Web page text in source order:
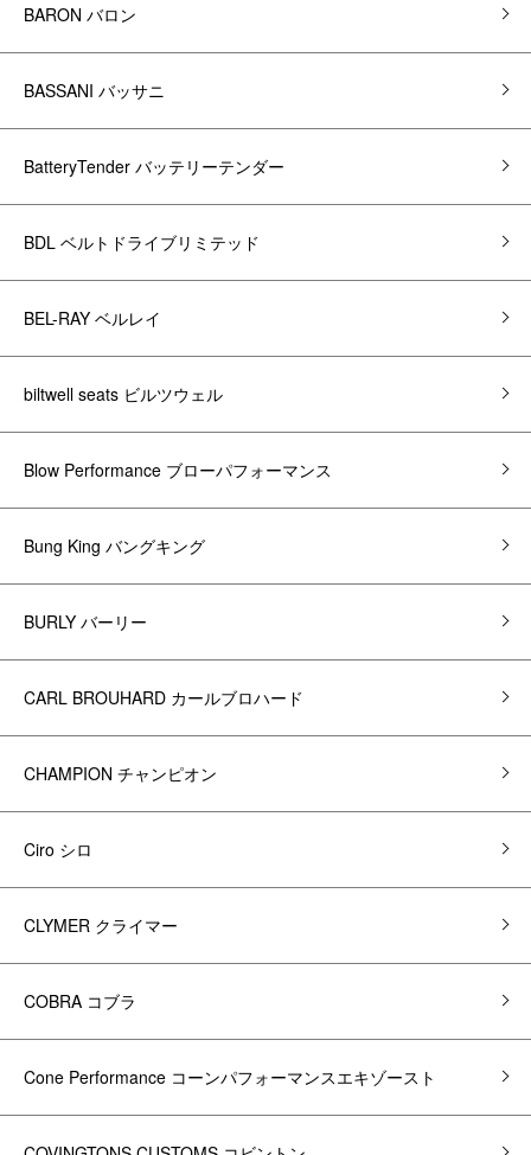
BARON バロン
BASSANI バッサニ
BatteryTender バッテリーテンダー
BDL ベルトドライブリミテッド
BEL-RAY ベルレイ
biltwell seats ビルツウェル
Blow Performance ブローパフォーマンス
Bung King バングキング
BURLY バーリー
CARL BROUHARD カールブロハード
CHAMPION チャンピオン
Ciro シロ
CLYMER クライマー
COBRA コブラ
Cone Performance コーンパフォーマンスエキゾースト